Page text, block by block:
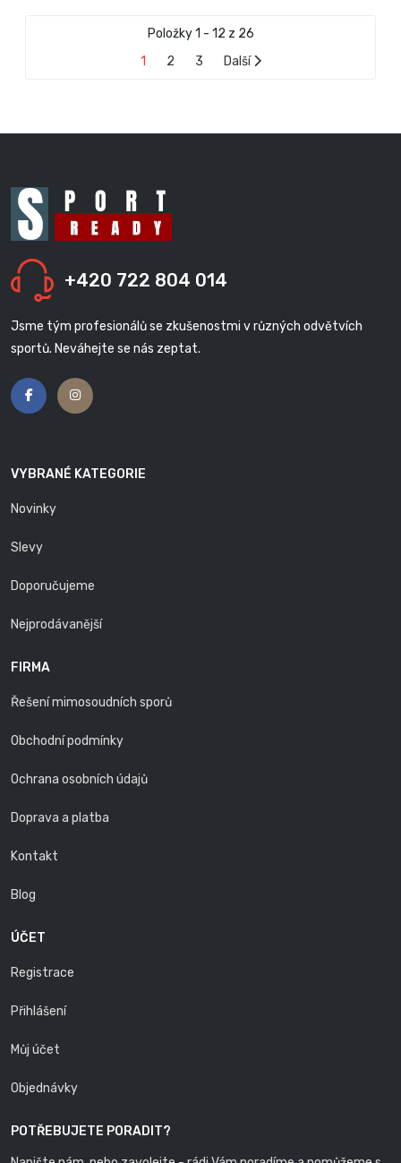
Položky 1 - 12 z 26
1
2 3 Další
+420 722 804 014
Jsme tým profesionálů se zkušenostmi v různých odvětvích
sportů. Neváhejte se nás zeptat.
VYBRANÉ KATEGORIE
Novinky
Slevy
Doporučujeme
Nejprodávanější
FIRMA
Řešení mimosoudních sporů
Obchodní podmínky
Ochrana osobních údajů
Doprava a platba
Kontakt
Blog
ÚČET
Registrace
Přihlášení
Můj účet
Objednávky
POTŘEBUJETE PORADIT?